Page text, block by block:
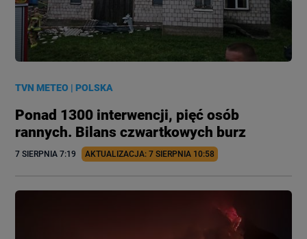
TVN METEO |POLSKA
Ponad 1300 interwencji, pięć osób
rannych. Bilans czwartkowych burz
7 SIERPNIA 7:19 AKTUALIZACJA: 7 SIERPNIA 10:58